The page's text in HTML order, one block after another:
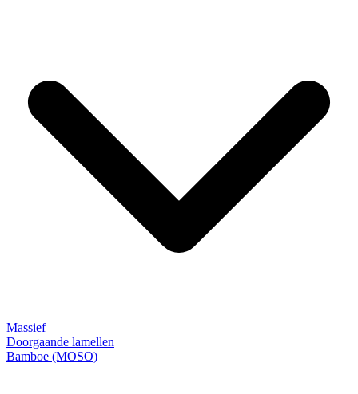
Massief
Doorgaande lamellen
Bamboe (MOSO)